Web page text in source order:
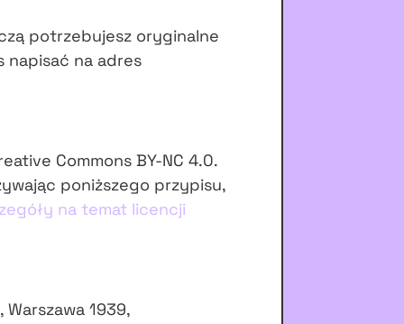
potrzebujesz oryginalne
napisać na adres
Commons BY-NC 4.0.
poniższego przypisu,
na temat licencji
1939,